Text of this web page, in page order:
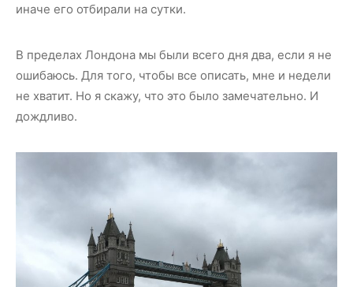
иначе его отбирали на сутки.
В пределах Лондона мы были всего дня два, если я не
ошибаюсь. Для того, чтобы все описать, мне и недели
не хватит. Но я скажу, что это было замечательно. И
дождливо.